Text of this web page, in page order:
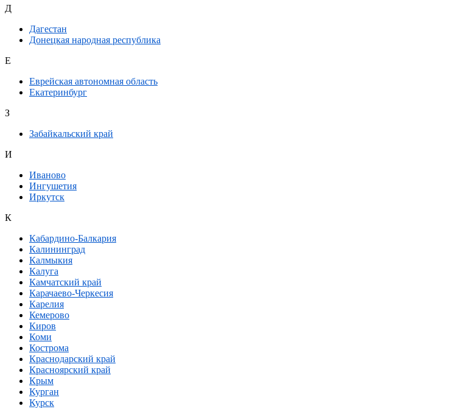
Д
Дагестан
Донецкая народная республика
Е
Еврейская автономная область
Екатеринбург
З
Забайкальский край
И
Иваново
Ингушетия
Иркутск
К
Кабардино-Балкария
Калининград
Калмыкия
Калуга
Камчатский край
Карачаево-Черкесия
Карелия
Кемерово
Киров
Коми
Кострома
Краснодарский край
Красноярский край
Крым
Курган
Курск